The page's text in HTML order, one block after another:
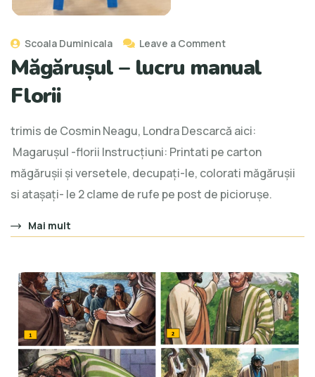
Scoala Duminicala Leave a Comment
Măgărușul – lucru manual
Florii
trimis de Cosmin Neagu, Londra Descarcă aici:
Magarușul -florii Instrucțiuni: Printati pe carton
măgărușii și versetele, decupați-le, colorati măgărușii
si atașați- le 2 clame de rufe pe post de piciorușe.
Mai mult